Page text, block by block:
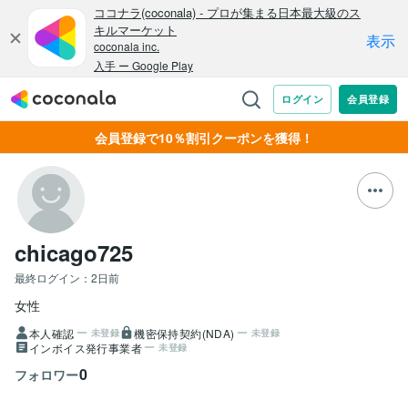
会員登録で10％割引クーポンを獲得！
chicago725
最終ログイン： 2日前
女性
本人確認 未登録 機密保持契約(NDA) 未登録
インボイス発行事業者 未登録
フォロワー0